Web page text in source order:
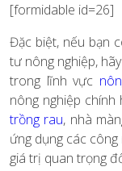
[formidable id=26]
Đặc biệt, nếu bạn
tư nông nghiệp,
trong lĩnh vực
nông nghiệp
trồng rau, nhà
ứng dụng các
giá trị quan trọng